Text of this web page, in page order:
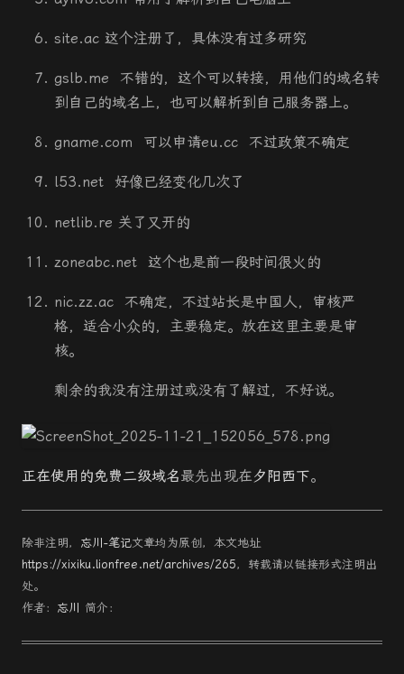
site.ac 这个注册了，具体没有过多研究
gslb.me 不错的，这个可以转接，用他们的域名转
到自己的域名上，也可以解析到自己服务器上。
gname.com 可以申请eu.cc 不过政策不确定
l53.net 好像已经变化几次了
netlib.re 关了又开的
zoneabc.net 这个也是前一段时间很火的
nic.zz.ac 不确定，不过站长是中国人，审核严
格，适合小众的，主要稳定。放在这里主要是审
核。
剩余的我没有注册过或没有了解过，不好说。
正在使用的免费二级域名最先出现在夕阳西下。
除非注明， 忘川-笔记文章均为原创，本文地址
https://xixiku.lionfree.net/archives/265，转载请以链接形式注明出
处。
作者： 忘川 简介：